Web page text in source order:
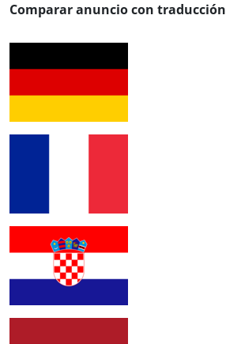
Comparar anuncio con traducción